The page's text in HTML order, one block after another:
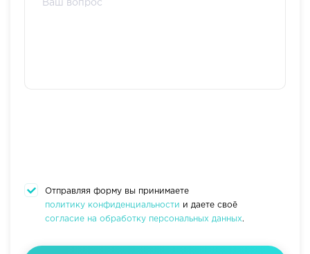
Отправляя форму вы принимаете
политику конфиденциальности и даете своё
согласие на обработку персональных данных.